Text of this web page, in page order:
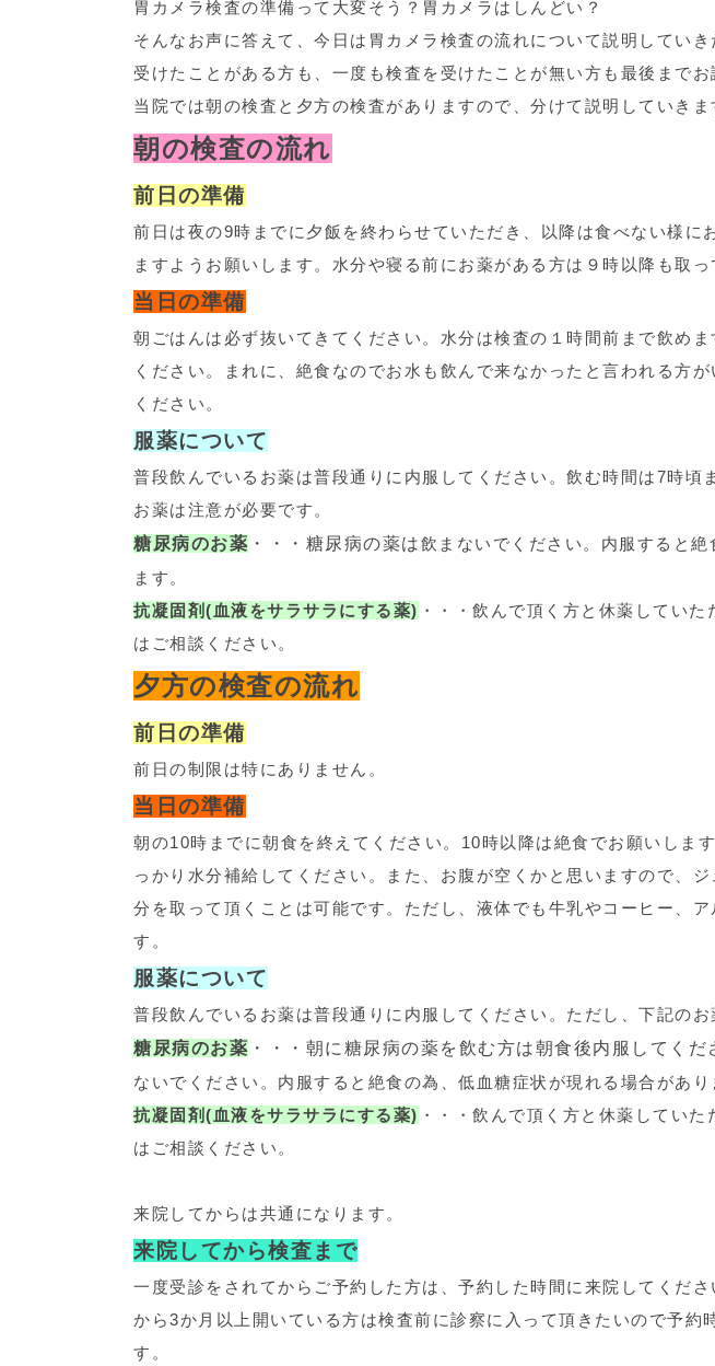
胃カメラ検査の準備って大変そう？胃カメラはしんどい？
そんなお声に答えて、今日は胃カメラ検査の流れについて説明してい
受けたことがある方も、一度も検査を受けたことが無い方も最後まで
当院では朝の検査と夕方の検査がありますので、分けて説明していきま
朝の検査の流れ
前日の準備
前日は夜の9時までに夕飯を終わらせていただき、以降は食べない様に
ますようお願いします。水分や寝る前にお薬がある方は９時以降も取っ
当日の準備
朝ごはんは必ず抜いてきてください。水分は検査の１時間前まで飲めま
ください。まれに、絶食なのでお水も飲んで来なかったと言われる方
ください。
服薬について
普段飲んでいるお薬は普段通りに内服してください。飲む時間は7時頃
お薬は注意が必要です。
糖尿病のお薬 ・・・糖尿病の薬は飲まないでください。内服すると
ます。
抗凝固剤(血液をサラサラにする薬) ・・・飲んで頂く方と休薬してい
はご相談ください。
夕方の検査の流れ
前日の準備
前日の制限は特にありません。
当日の準備
朝の10時までに朝食を終えてください。10時以降は絶食でお願いしま
っかり水分補給してください。また、お腹が空くかと思いますので、
分を取って頂くことは可能です。ただし、液体でも牛乳やコーヒー、
す。
服薬について
普段飲んでいるお薬は普段通りに内服してください。ただし、下記のお
糖尿病のお薬 ・・・朝に糖尿病の薬を飲む方は朝食後内服してくだ
ないでください。内服すると絶食の為、低血糖症状が現れる場合があり
抗凝固剤(血液をサラサラにする薬) ・・・飲んで頂く方と休薬してい
はご相談ください。
来院してからは共通になります。
来院してから検査まで
一度受診をされてからご予約した方は、予約した時間に来院してくだ
から3か月以上開いている方は検査前に診察に入って頂きたいので予約
す。